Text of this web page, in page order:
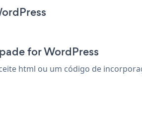
for WordPress
html ou um código de